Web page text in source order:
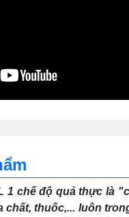
1 chế độ quả thực là
chất, thuốc,... luôn